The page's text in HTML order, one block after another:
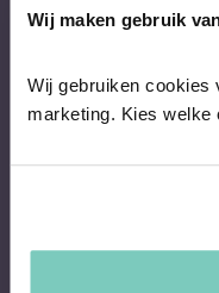
Wij maken gebruik
Wij gebruiken cookies
marketing. Kies welke
Eettafels
Fauteuils
Klantenservice
Shop the look